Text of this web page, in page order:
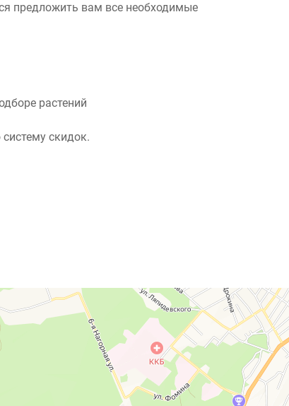
предложить вам все необходимые
растений
скидок.